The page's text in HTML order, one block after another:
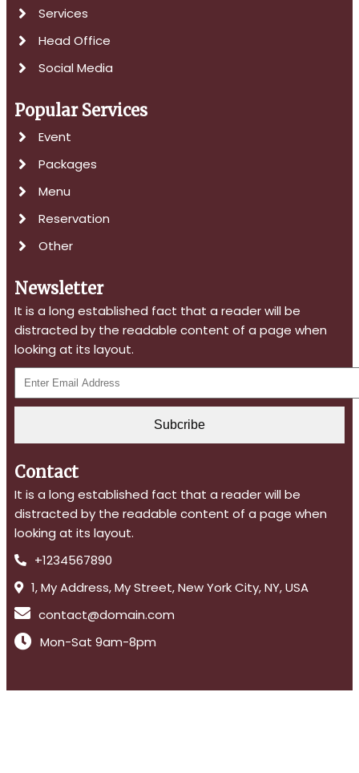
Services
Head Office
Social Media
Popular Services
Event
Packages
Menu
Reservation
Other
Newsletter
It is a long established fact that a reader will be
distracted by the readable content of a page when
looking at its layout.
Subcribe
Contact
It is a long established fact that a reader will be
distracted by the readable content of a page when
looking at its layout.
+1234567890
1, My Address, My Street, New York City, NY, USA
contact@domain.com
Mon-Sat 9am-8pm